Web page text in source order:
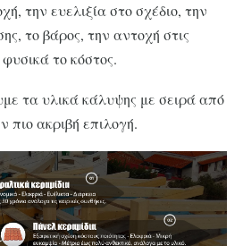
την ευελιξία στο σχέδιο, την
το βάρος, την αντοχή στις
το κόστος.
τα υλικά κάλυψης με σειρά από
πιο ακριβή επιλογή.